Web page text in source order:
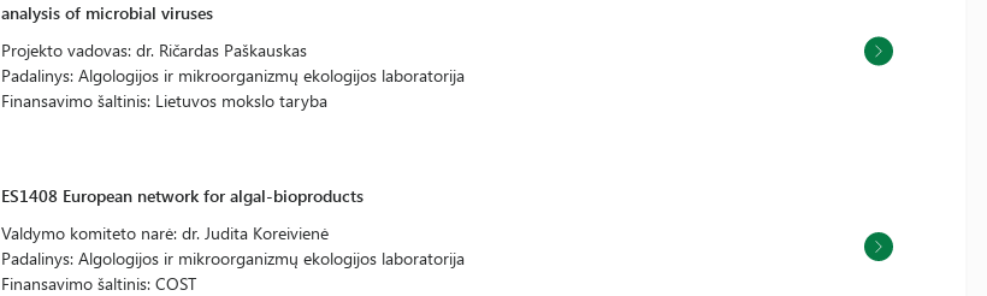
analysis of microbial viruses
Projekto vadovas: dr. Ričardas Paškauskas
Padalinys: Algologijos ir mikroorganizmų ekologijos laboratorija
Finansavimo šaltinis: Lietuvos mokslo taryba
ES1408 European network for algal-bioproducts
Valdymo komiteto narė: dr. Judita Koreivienė
Padalinys: Algologijos ir mikroorganizmų ekologijos laboratorija
Finansavimo šaltinis: COST